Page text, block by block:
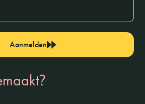
Aanmelden
?